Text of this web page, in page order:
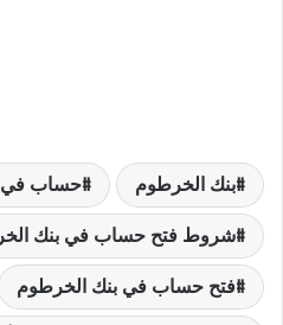
بنك الخرطوم حساب في
شروط فتح حساب في بنك
فتح حساب في بنك الخرطوم